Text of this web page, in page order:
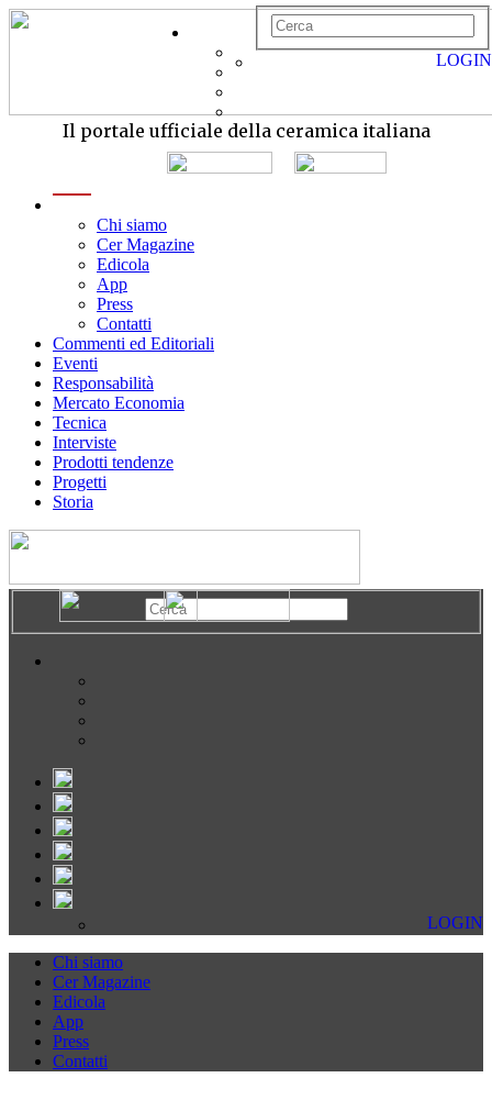
Il portale ufficiale della ceramica italiana
Chi siamo
Cer Magazine
Edicola
App
Press
Contatti
Commenti ed Editoriali
Eventi
Responsabilità
Mercato Economia
Tecnica
Interviste
Prodotti tendenze
Progetti
Storia
LOGIN
LOGIN
Chi siamo
Cer Magazine
Edicola
App
Press
Contatti